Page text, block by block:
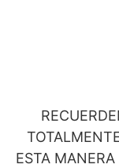
ESTA